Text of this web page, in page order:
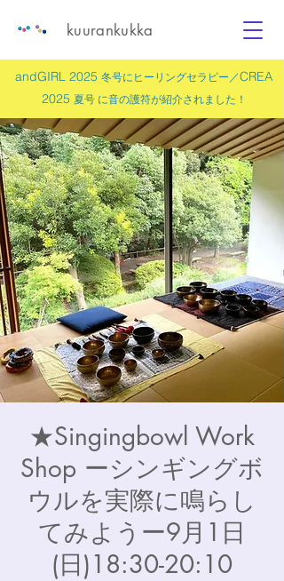
andGIRL 2025 冬号にヒーリングセラピー／CREA
2025 夏号 に音の護符が紹介されました！
kuurankukka
★Singingbowl Work
Shop ーシンギングボ
ウルを実際に鳴らし
てみようー9月1日
(日)18:30-20:10